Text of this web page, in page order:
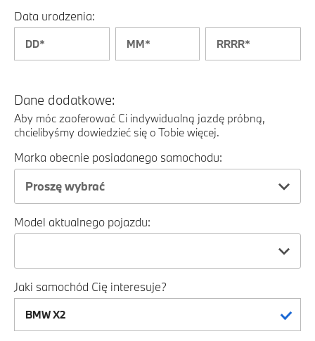
Data urodzenia:
Dane dodatkowe:
Aby móc zaoferować Ci indywidualną jazdę próbną,
chcielibyśmy dowiedzieć się o Tobie więcej.
Marka obecnie posiadanego samochodu:
Proszę wybrać
Model aktualnego pojazdu:
Jaki samochód Cię interesuje?